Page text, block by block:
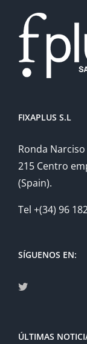
FIXAPLUS S.L
Ronda
215 Centro
(Spain).
Tel +(34) 96
SÍGUENOS EN:
ÚLTIMAS